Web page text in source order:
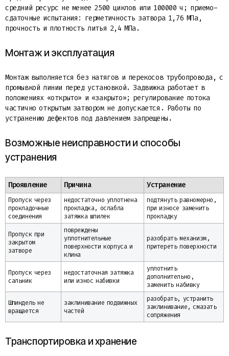
средний ресурс не менее 2500 циклов или 100000 ч; приемо-
сдаточные испытания: герметичность затвора 1,76 МПа,
прочность и плотность литья 2,4 МПа.
Монтаж и эксплуатация
Монтаж выполняется без натягов и перекосов трубопровода, с
промывкой линии перед установкой. Задвижка работает в
положениях «открыто» и «закрыто»; регулирование потока
частично открытым затвором не допускается. Работы по
устранению дефектов под давлением запрещены.
Возможные неисправности и способы
устранения
Проявление Причина Устранение
Пропуск через
прокладочные
соединения
недостаточно уплотнена
прокладка, ослабла
затяжка шпилек
подтянуть равномерно,
при износе заменить
прокладку
Пропуск при
закрытом
затворе
повреждены
уплотнительные
поверхности корпуса и
клина
разобрать механизм,
притереть поверхности
Пропуск через
сальник
недостаточная затяжка
или износ набивки
уплотнить
дополнительно,
заменить набивку
Шпиндель не
вращается
заклинивание подвижных
частей
разобрать, устранить
заклинивание, смазать
сопряжения
Транспортировка и хранение